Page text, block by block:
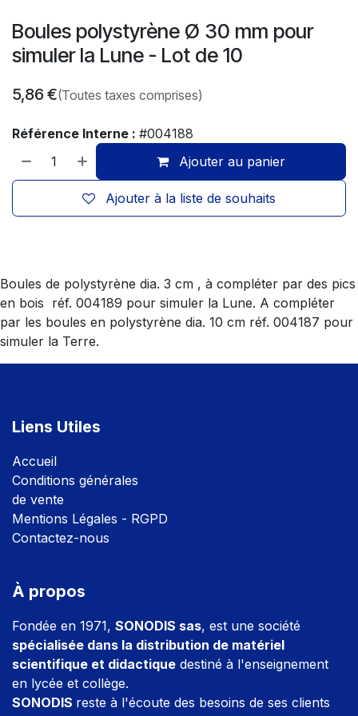
Boules polystyrène Ø 30 mm pour
simuler la Lune - Lot de 10
5,86 €(Toutes taxes comprises)
Référence Interne : #004188
Ajouter au panier
Ajouter à la liste de souhaits
Boules de polystyrène dia. 3 cm , à compléter par des pics
en bois réf. 004189 pour simuler la Lune. A compléter
par les boules en polystyrène dia. 10 cm réf. 004187 pour
simuler la Terre.
Liens Utiles
Accueil
Conditions générales
de vente
Mentions Légales - RGPD
Contactez-nous
À propos
Fondée en 1971, SONODIS sas, est une société
spécialisée dans la distribution de matériel
scientifique et didactique destiné à l'enseignement
en lycée et collège.
SONODIS reste à l'écoute des besoins de ses clients